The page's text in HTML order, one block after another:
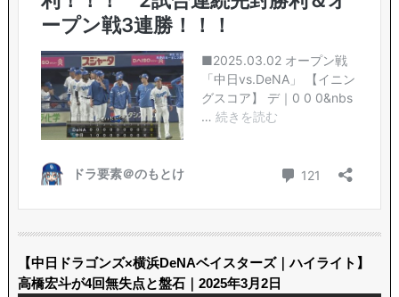
【中日ドラゴンズ×横浜DeNAベイスターズ｜ハイライト】
高橋宏斗が4回無失点と盤石｜2025年3月2日